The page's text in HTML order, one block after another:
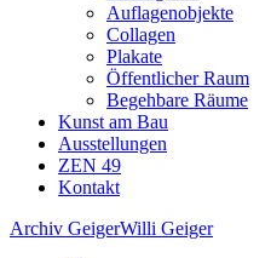
Auflagenobjekte
Collagen
Plakate
Öffentlicher Raum
Begehbare Räume
Kunst am Bau
Ausstellungen
ZEN 49
Kontakt
Archiv GeigerWilli Geiger